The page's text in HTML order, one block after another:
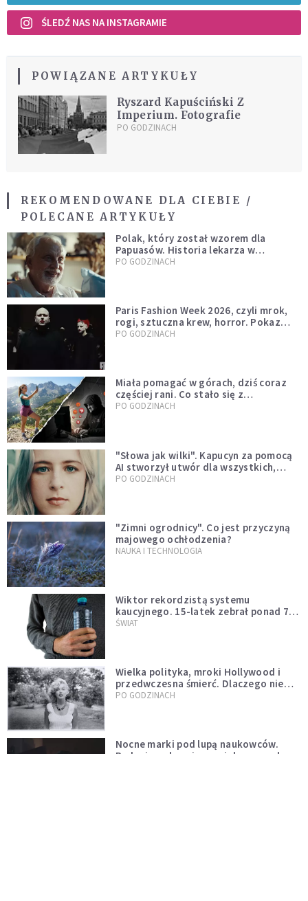
ŚLEDŹ NAS NA INSTAGRAMIE
POWIĄZANE ARTYKUŁY
Ryszard Kapuściński Z
Imperium. Fotografie
PO GODZINACH
REKOMENDOWANE DLA CIEBIE /
POLECANE ARTYKUŁY
Polak, który został wzorem dla
Papuasów. Historia lekarza w
sutannie, który uleczył dżunglę
PO GODZINACH
Paris Fashion Week 2026, czyli mrok,
rogi, sztuczna krew, horror. Pokaz
mody czy fascynacja diabłem?
PO GODZINACH
Miała pomagać w górach, dziś coraz
częściej rani. Co stało się z
Tatromaniakami?
PO GODZINACH
"Słowa jak wilki". Kapucyn za pomocą
AI stworzył utwór dla wszystkich,
którzy doświadczają hejtu
PO GODZINACH
"Zimni ogrodnicy". Co jest przyczyną
majowego ochłodzenia?
NAUKA I TECHNOLOGIA
Wiktor rekordzistą systemu
kaucyjnego. 15-latek zebrał ponad 7
tys. butelek i puszek
ŚWIAT
Wielka polityka, mroki Hollywood i
przedwczesna śmierć. Dlaczego nie
możemy przestać mówić o Marilyn
PO GODZINACH
Nocne marki pod lupą naukowców.
Badanie wskazuje na większe ryzyko